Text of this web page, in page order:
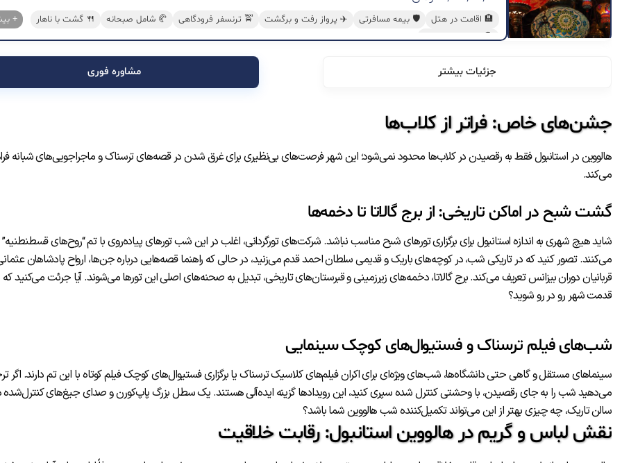
🏨 اقامت در هتل 🛡️ بیمه مسافرتی ✈️ پرواز رفت و برگشت 🚖 ترنسفر فرودگاهی 🥐 شامل صبحانه
🍴 گشت با ناهار
🗣️ لیدر فارسی زبان
+
جزئیات بیشتر مشاوره فوری
جشن‌های خاص: فراتر از کلاب‌ها
هالووین در استانبول فقط به رقصیدن در کلاب‌ها محدود نمی‌شود؛ این شهر فرصت‌های بی‌نظیری برای غرق شدن در قصه‌های ترسناک و ماجراجویی‌های شبانه
می‌کند.
گشت شبح در اماکن تاریخی: از برج گالاتا تا دخمه‌ها
شاید هیچ شهری به اندازه استانبول برای برگزاری تورهای شبح مناسب نباشد. شرکت‌های تورگردانی، اغلب در این شب تورهای پیاده‌روی با تم “روح‌های قسطنطنیه”
می‌کنند. تصور کنید که در تاریکی شب، در کوچه‌های باریک و قدیمی سلطان احمد قدم می‌زنید، در حالی که راهنما قصه‌هایی درباره جن‌ها، ارواح پادشاهان
قربانیان دوران بیزانس تعریف می‌کند. برج گالاتا، دخمه‌های زیرزمینی و قبرستان‌های تاریخی، تبدیل به صحنه‌های اصلی این تورها می‌شوند. آیا جرئت می‌کنید که
قدمت شهر رو در رو شوید؟
شب‌های فیلم ترسناک و فستیوال‌های کوچک سینمایی
سینماهای مستقل و گاهی حتی دانشگاه‌ها، شب‌های ویژه‌ای برای اکران فیلم‌های کلاسیک ترسناک یا برگزاری فستیوال‌های کوچک فیلم کوتاه با این تم دارند. اگر
می‌دهید شب را به جای رقصیدن، با وحشتی کنترل شده سپری کنید، این رویدادها گزینه ایده‌آلی هستند. یک سطل بزرگ پاپ‌کورن و صدای جیغ‌های
سالن تاریک، چه چیزی بهتر از این می‌تواند تکمیل‌کننده شب هالووین شما باشد؟
نقش لباس و گریم در هالووین استانبول: رقابت خلاقیت